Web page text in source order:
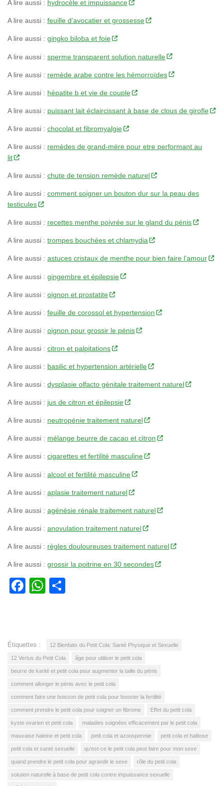
A lire aussi : hydrocèle et impuissance
A lire aussi : feuille d’avocatier et grossesse
A lire aussi : gingko biloba et foie
A lire aussi : sperme transparent solution naturelle
A lire aussi : remède arabe contre les hémorroïdes
A lire aussi : hépatite b et vie de couple
A lire aussi : puissant lait éclaircissant à base de clous de girofle
A lire aussi : chocolat et fibromyalgie
A lire aussi : remèdes de grand-mère pour etre performant au
lit
A lire aussi : chute de tension remède naturel
A lire aussi : comment soigner un bouton dur sur la peau des
testicules
A lire aussi : recettes menthe poivrée sur le gland du pénis
A lire aussi : trompes bouchées et chlamydia
A lire aussi : astuces cristaux de menthe pour bien faire l’amour
A lire aussi : gingembre et épilepsie
A lire aussi : oignon et prostatite
A lire aussi : feuille de corossol et hypertension
A lire aussi : oignon pour grossir le pénis
A lire aussi : citron et palpitations
A lire aussi : basilic et hypertension artérielle
A lire aussi : dysplasie olfacto génitale traitement naturel
A lire aussi : jus de citron et épilepsie
A lire aussi : neutropénie traitement naturel
A lire aussi : mélange beurre de cacao et citron
A lire aussi : cigarettes et fertilité masculine
A lire aussi : alcool et fertilité masculine
A lire aussi : aplasie traitement naturel
A lire aussi : agénésie rénale traitement naturel
A lire aussi : anovulation traitement naturel
A lire aussi : règles douloureuses traitement naturel
A lire aussi : grossir la poitrine en 30 secondes
Facebook
WhatsApp
Étiquettes : 12 Bienfaits du Petit Cola: Santé Physique et Sexuelle
12 Vertus du Petit Cola âge pour utiliser le petit cola
beurre de karité et petit cola pour augmenter la taille du pénis
comment allonger le pénis avec le petit cola
comment faire une boisson de petit cola pour booster la fertilité
comment prendre le petit cola pour soigner un fibrome Effet du petit cola
kyste ovarien et petit cola maladies soignées efficacement par le petit cola
mauvaise haleine et petit cola petit cola et azoospermie petit cola et halitose
petit cola et santé sexuelle qu'est-ce le petit cola peut faire pour mon sexe
quand prendre le petit cola pour agrandir le sexe rôle du petit cola
solution naturelle à base de petit cola contre impuissance sexuelle